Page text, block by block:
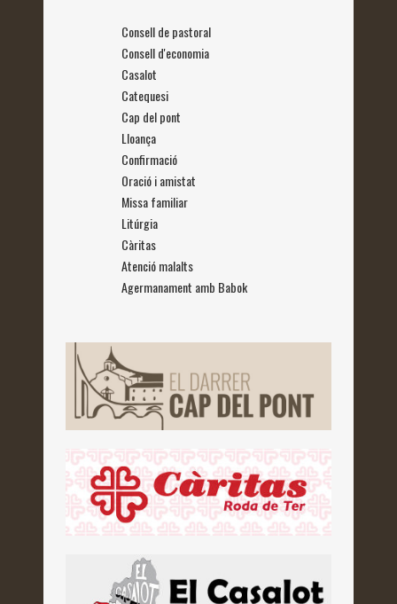
Consell de pastoral
Consell d'economia
Casalot
Catequesi
Cap del pont
Lloança
Confirmació
Oració i amistat
Missa familiar
Litúrgia
Càritas
Atenció malalts
Agermanament amb Babok